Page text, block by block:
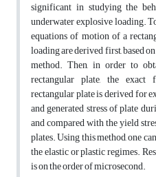
significant in studying the
underwater explosive loading.
equations of motion of a
loading are derived first, based
method. Then, in order to
rectangular plate, the
rectangular plate is derived for
and generated stress of plate
and compared with the yield
plates. Using this method, one
the elastic or plastic regimes.
is on the order of microsecond.